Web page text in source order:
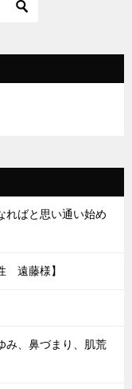
ればと思い通い始め
遠藤様】
み、鼻づまり、肌荒